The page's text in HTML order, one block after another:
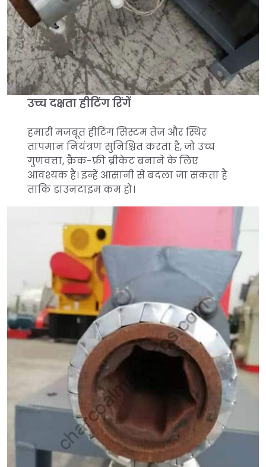
उच्च दक्षता हीटिंग रिंगें
हमारी मजबूत हीटिंग सिस्टम तेज और स्थिर
तापमान नियंत्रण सुनिश्चित करता है, जो उच्च
गुणवत्ता, क्रैक-फ्री ब्रीकेट बनाने के लिए
आवश्यक है। इन्हें आसानी से बदला जा सकता है
ताकि डाउनटाइम कम हो।